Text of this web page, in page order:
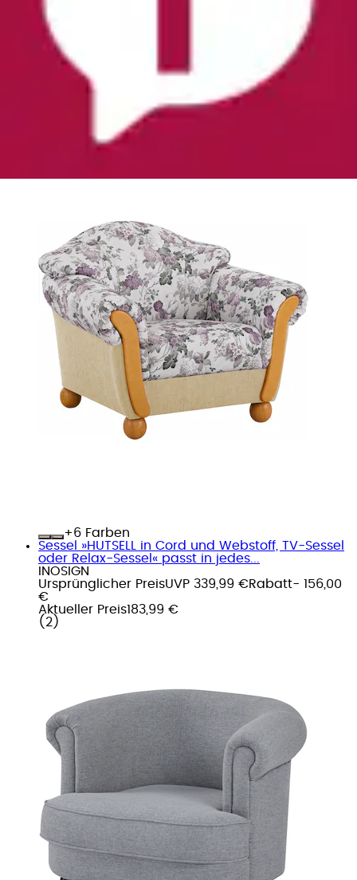
+
Sessel »Milano, bequemer Loungesessel,
Landhaus-Stil, Holz-Chatosen und -Füße«
Home affaire
Ursprünglicher PreisUVP 599,00 €
499,99 €
+
Farben
Sessel »HUTSELL in Cord und Webstoff, TV-Sessel
oder Relax-Sessel« passt in jedes...
INOSIGN
Ursprünglicher PreisUVP 339,99 €Rabatt- 156,00
€
Aktueller Preis183,99 €
( 2 )